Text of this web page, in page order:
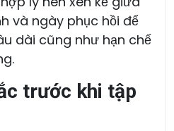
và ngày phục hồi để
dài cũng như hạn chế
trước khi tập